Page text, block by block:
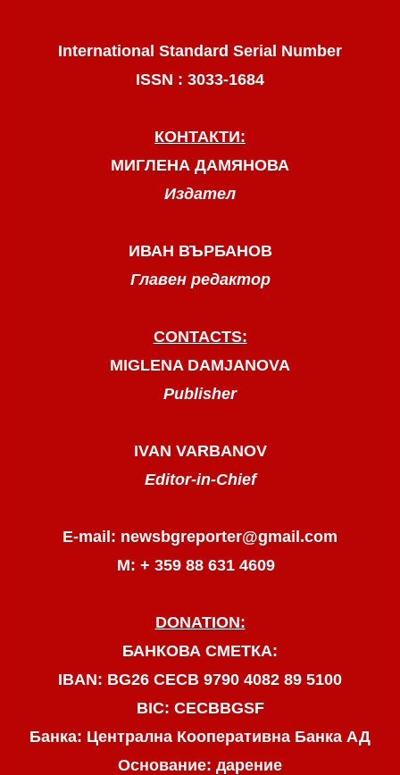
International Standard Serial Number
ISSN : 3033-1684
КОНТАКТИ:
МИГЛЕНА ДАМЯНОВА
Издател
ИВАН ВЪРБАНОВ
Главен редактор
CONTACTS:
MIGLENA DAMJANOVA
Publisher
IVAN VARBANOV
Editor-in-Chief
E-mail: newsbgreporter@gmail.com
М: + 359 88 631 4609
DONATION:
БАНКОВА СМЕТКА:
IBAN: BG26 CECB 9790 4082 89 5100
BIC: CECBBGSF
Банка: Централна Кооперативна Банка АД
Основание: дарение